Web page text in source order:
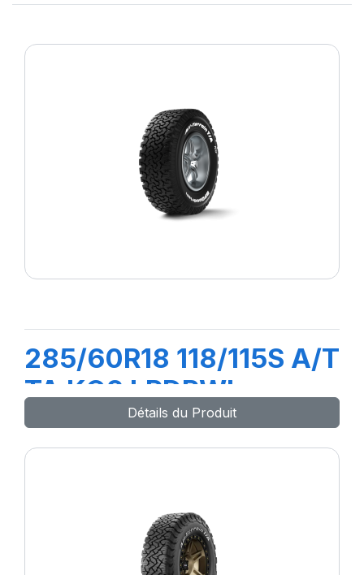
285/60R18 118/115S A/T
TA KO2 LRDRWL
Détails du Produit